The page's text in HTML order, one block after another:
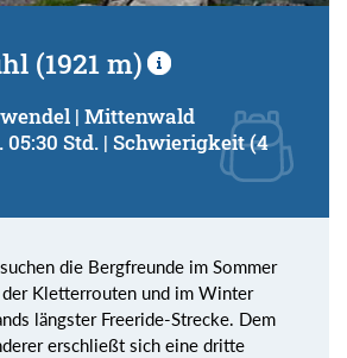
(1921 m)
| Mittenwald
05:30 Std. | Schwierigkeit (4
die Bergfreunde im Sommer
Kletterrouten und im Winter
längster Freeride-Strecke. Dem
erschließt sich eine dritte